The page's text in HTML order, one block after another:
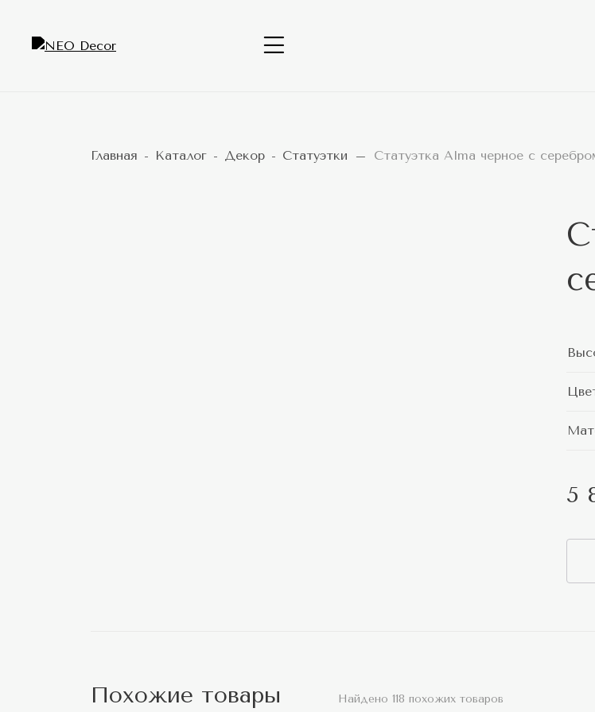
Главная Каталог Декор Статуэтки Статуэтка Alma черное с
5
Похожие товары Найдено 118 похожих товаров